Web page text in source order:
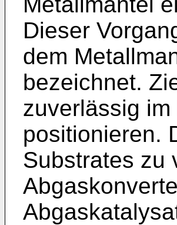
Dieser
dem
bezeichnet.
zuverlässig
positionieren.
Substrates zu